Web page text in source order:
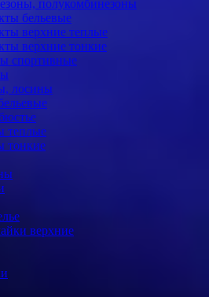
полукомбинезоны
бельевые
верхние теплые
верхние тонкие
спортивные
лосины
теплые
тонкие
верхние